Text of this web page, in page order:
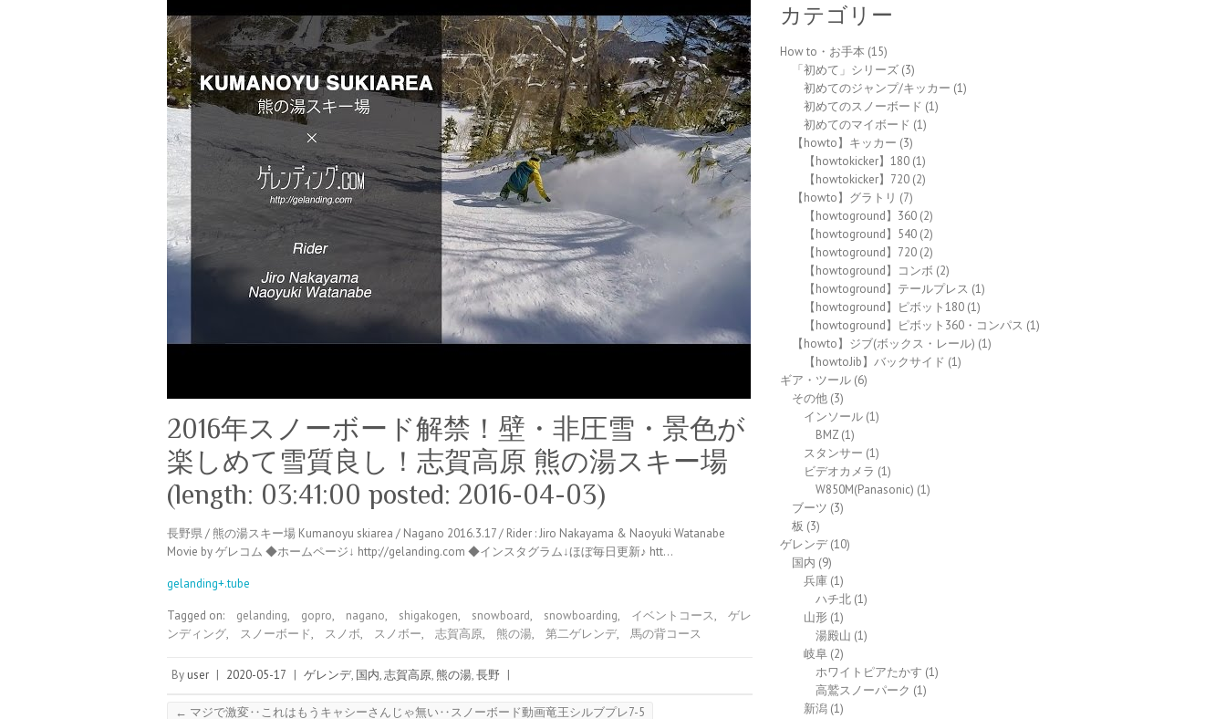
2016年スノーボード解禁！壁・非圧雪・景色が
楽しめて雪質良し！志賀高原 熊の湯スキー場
(length: 03:41:00 posted: 2016-04-03)
長野県 / 熊の湯スキー場 Kumanoyu skiarea / Nagano 2016.3.17 / Rider : Jiro Nakayama & Naoyuki Watanabe
Movie by ゲレコム ◆ホームページ↓ http://gelanding.com ◆インスタグラム↓ほぼ毎日更新♪ htt…
gelanding+.tube
Tagged on: gelanding, gopro, nagano, shigakogen, snowboard, snowboarding, イベントコース,
ゲレ
ンディング, スノーボード, スノボ, スノボー, 志賀高原, 熊の湯, 第二ゲレンデ, 馬の背コース
By user | 2020-05-17 | ゲレンデ, 国内,志賀高原, 熊の湯,長野 |
← マジで激変‥これはもうキャシーさんじゃ無い‥スノーボード動画竜王シルブプレ7-5
カテゴリー
How to・お手本 (15)
「初めて」シリーズ (3)
初めてのジャンプ/キッカー (1)
初めてのスノーボード (1)
初めてのマイボード (1)
【howto】キッカー (3)
【howtokicker】180 (1)
【howtokicker】720 (2)
【howto】グラトリ (7)
【howtoground】360 (2)
【howtoground】540 (2)
【howtoground】720 (2)
【howtoground】コンボ (2)
【howtoground】テールプレス (1)
【howtoground】ピボット180 (1)
【howtoground】ピボット360・コンパス (1)
【howto】ジブ(ボックス・レール) (1)
【howtoJib】バックサイド (1)
ギア・ツール (6)
その他 (3)
インソール (1)
BMZ (1)
スタンサー (1)
ビデオカメラ (1)
W850M(Panasonic) (1)
ブーツ (3)
板 (3)
ゲレンデ(10)
国内 (9)
兵庫 (1)
ハチ北 (1)
山形 (1)
湯殿山 (1)
岐阜 (2)
ホワイトピアたかす (1)
高鷲スノーパーク (1)
新潟 (1)